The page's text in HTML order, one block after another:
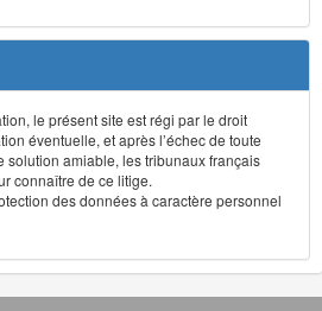
le présent site est régi par le droit
éventuelle, et après l’échec de toute
solution amiable, les tribunaux français
connaître de ce litige.
des données à caractère personnel